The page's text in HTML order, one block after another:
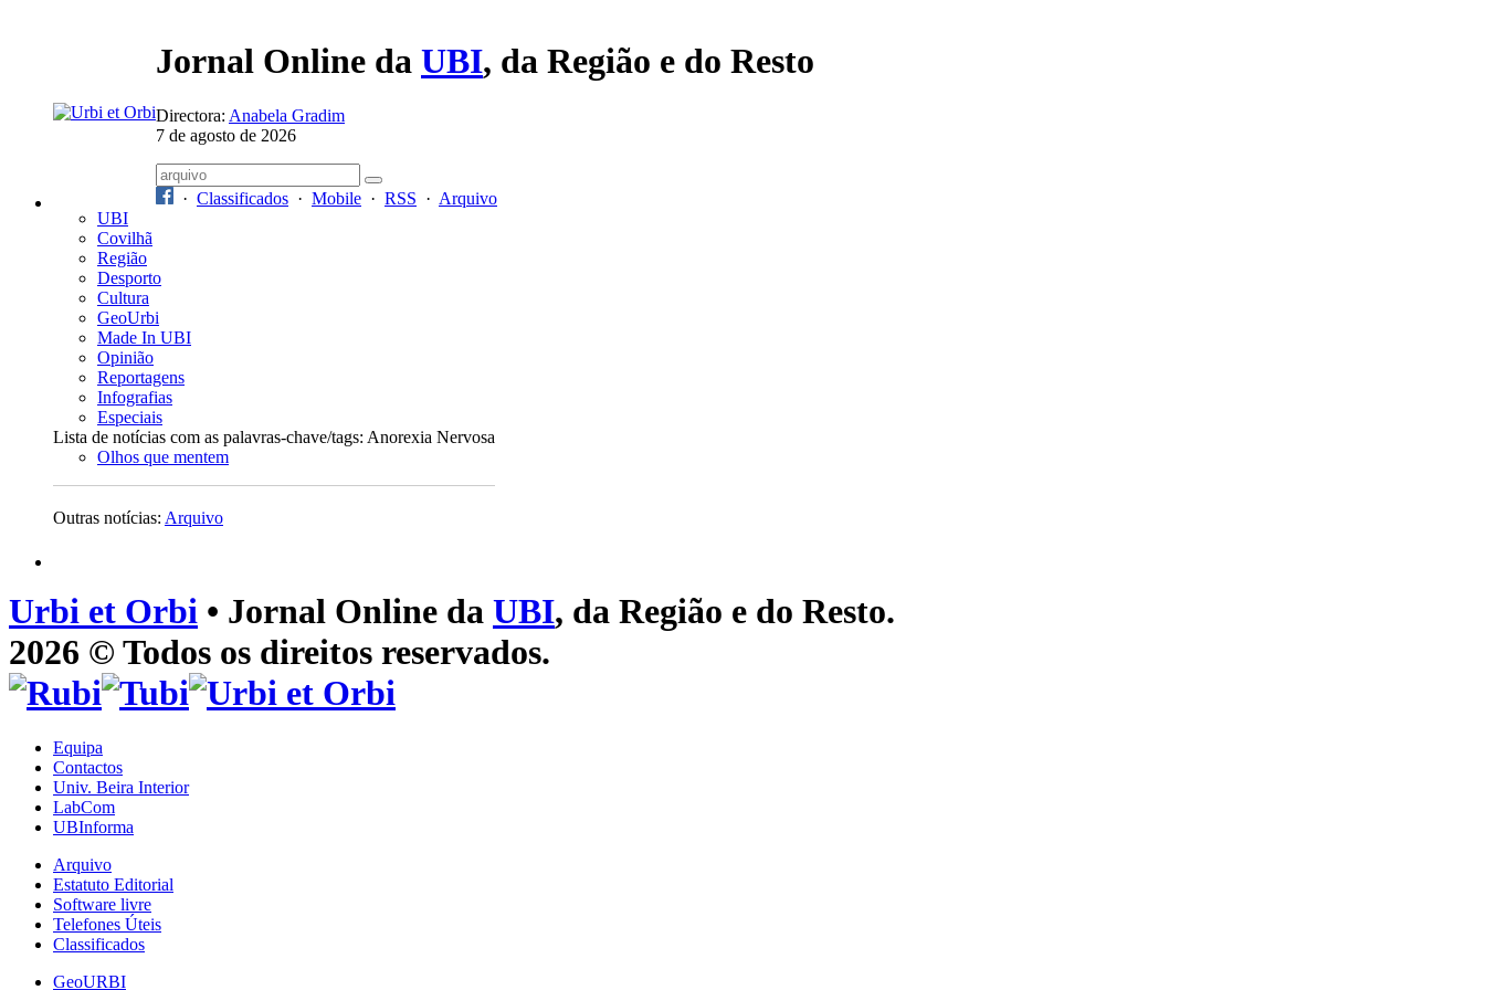
Jornal Online da UBI, da Região e do Resto
Directora: Anabela Gradim
7 de agosto de 2026
· Classificados · Mobile · RSS · Arquivo
UBI
Covilhã
Região
Desporto
Cultura
GeoUrbi
Made In UBI
Opinião
Reportagens
Infografias
Especiais
Lista de notícias com as palavras-chave/tags: Anorexia Nervosa
Olhos que mentem
Outras notícias: Arquivo
Urbi et Orbi • Jornal Online da UBI, da Região e do Resto.
2026 © Todos os direitos reservados.
Equipa
Contactos
Univ. Beira Interior
LabCom
UBInforma
Arquivo
Estatuto Editorial
Software livre
Telefones Úteis
Classificados
GeoURBI